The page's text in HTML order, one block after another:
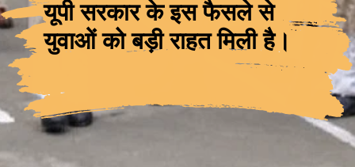
यूपी सरकार के इस फैसले से
युवाओं को बड़ी राहत मिली है।